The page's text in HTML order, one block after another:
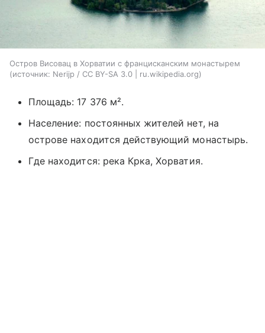
Остров Висовац в Хорватии с францисканским монастырем
источник: Nerijp / CC BY-SA 3.0 | ru.wikipedia.org
Площадь: 17 376 м².
Население: постоянных жителей нет, на
острове находится действующий монастырь.
Где находится: река Крка, Хорватия.